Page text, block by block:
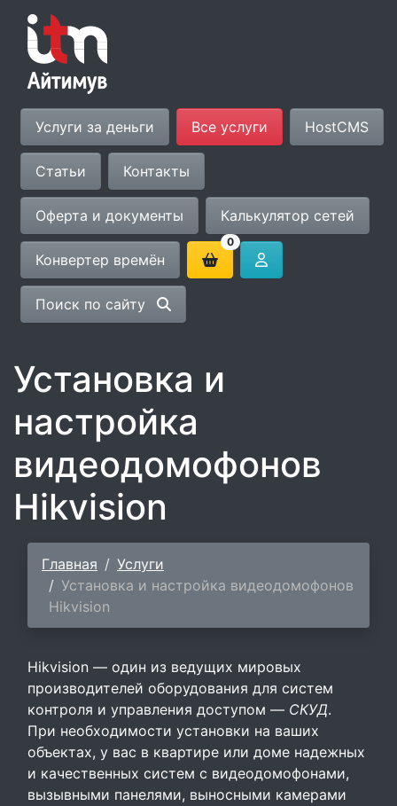
Услуги за деньги Все услуги HostCMS
Статьи Контакты
Оферта и документы Калькулятор сетей
Конвертер времён
0
Поиск по сайту
Установка и
настройка
видеодомофонов
Hikvision
Главная
Услуги
Установка и настройка видеодомофонов
Hikvision
Hikvision — один из ведущих мировых
производителей оборудования для систем
контроля и управления доступом — СКУД.
При необходимости установки на ваших
объектах, у вас в квартире или доме надежных
и качественных систем с видеодомофонами,
вызывными панелями, выносными камерами